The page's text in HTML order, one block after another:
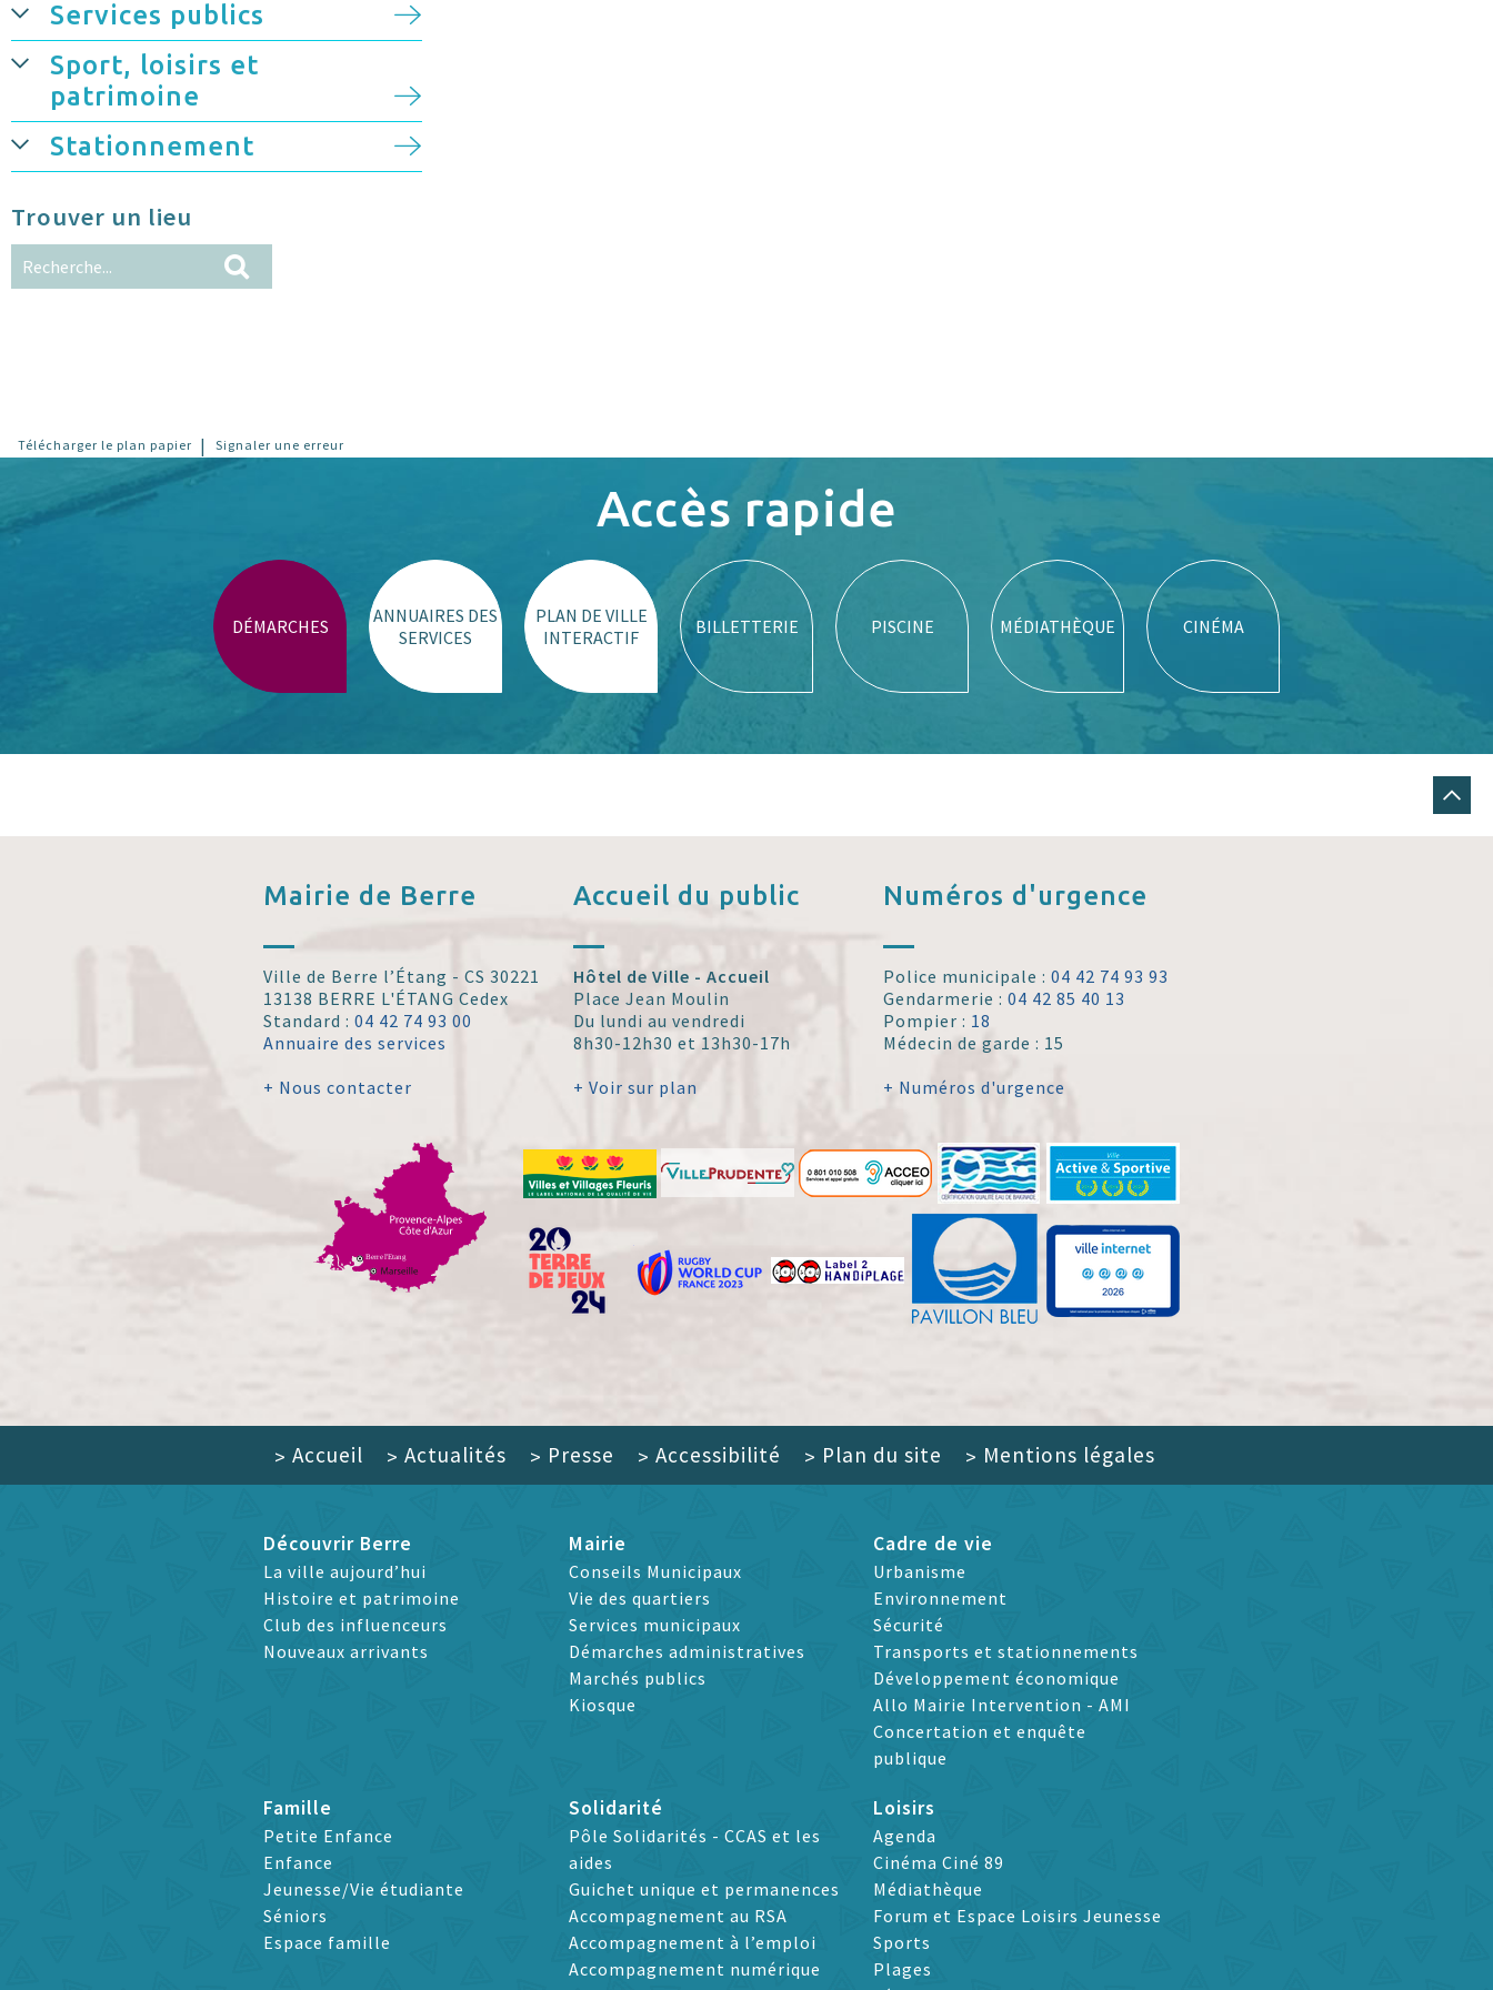
Services publics
Sport, loisirs et
patrimoine
Stationnement
Trouver un lieu
Télécharger le plan papier | Signaler une erreur
Accès rapide
DÉMARCHES
ANNUAIRES DES
SERVICES
PLAN DE VILLE
INTERACTIF
BILLETTERIE PISCINE MÉDIATHÈQUE CINÉMA
Mairie de Berre
Ville de Berre l’Étang - CS 30221
13138 BERRE L'ÉTANG Cedex
Standard :04 42 74 93 00
Annuaire des services
+ Nous contacter
Accueil du public
Hôtel de Ville - Accueil
Place Jean Moulin
Du lundi au vendredi
8h30-12h30 et 13h30-17h
+ Voir sur plan
Numéros d'urgence
Police municipale :04 42 74 93 93
Gendarmerie :04 42 85 40 13
Pompier : 18
Médecin de garde : 15
+ Numéros d'urgence
> Accueil > Actualités > Presse > Accessibilité > Plan du site > Mentions légales
Découvrir Berre
La ville aujourd’hui
Histoire et patrimoine
Club des influenceurs
Nouveaux arrivants
Mairie
Conseils Municipaux
Vie des quartiers
Services municipaux
Démarches administratives
Marchés publics
Kiosque
Cadre de vie
Urbanisme
Environnement
Sécurité
Transports et stationnements
Développement économique
Allo Mairie Intervention - AMI
Concertation et enquête
publique
Famille
Petite Enfance
Enfance
Jeunesse/Vie étudiante
Séniors
Espace famille
Solidarité
Pôle Solidarités - CCAS et les
aides
Guichet unique et permanences
Accompagnement au RSA
Accompagnement à l’emploi
Accompagnement numérique
Loisirs
Agenda
Cinéma Ciné 89
Médiathèque
Forum et Espace Loisirs Jeunesse
Sports
Plages